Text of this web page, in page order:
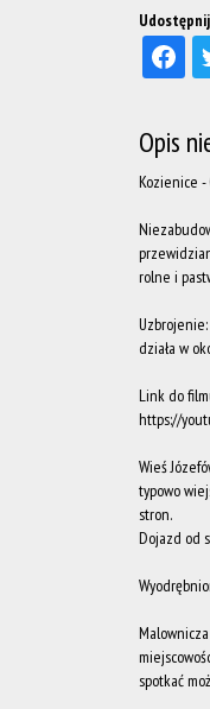
Opis
Kozienice -
rolne i
działa w
Link do
https://
Wieś
typowo
stron.
Dojazd od
spotkać